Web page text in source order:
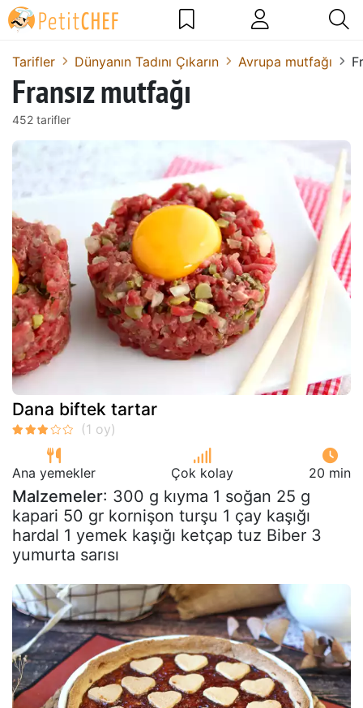
Tarifler Dünyanın Tadını Çıkarın Avrupa mutfağı
Fransız mutfağı
452 tarifler
Dana biftek tartar
Ana yemekler Çok kolay 20 min
Malzemeler: 300 g kıyma 1 soğan 25 g
kapari 50 gr kornişon turşu 1 çay kaşığı
hardal 1 yemek kaşığı ketçap tuz Biber 3
yumurta sarısı